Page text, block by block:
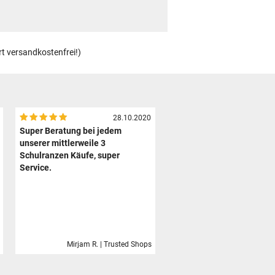
versandkostenfrei!)
28.10.2020
Super Beratung bei jedem
unserer mittlerweile 3
Schulranzen Käufe, super
Service.
Mirjam R. | Trusted Shops